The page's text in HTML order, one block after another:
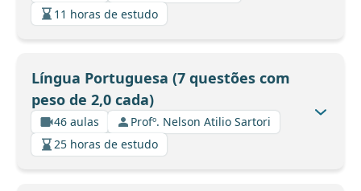
11 horas de estudo
Língua Portuguesa (7 questões com
peso de 2,0 cada)
46 aulas
Profº. Nelson Atilio Sartori
25 horas de estudo